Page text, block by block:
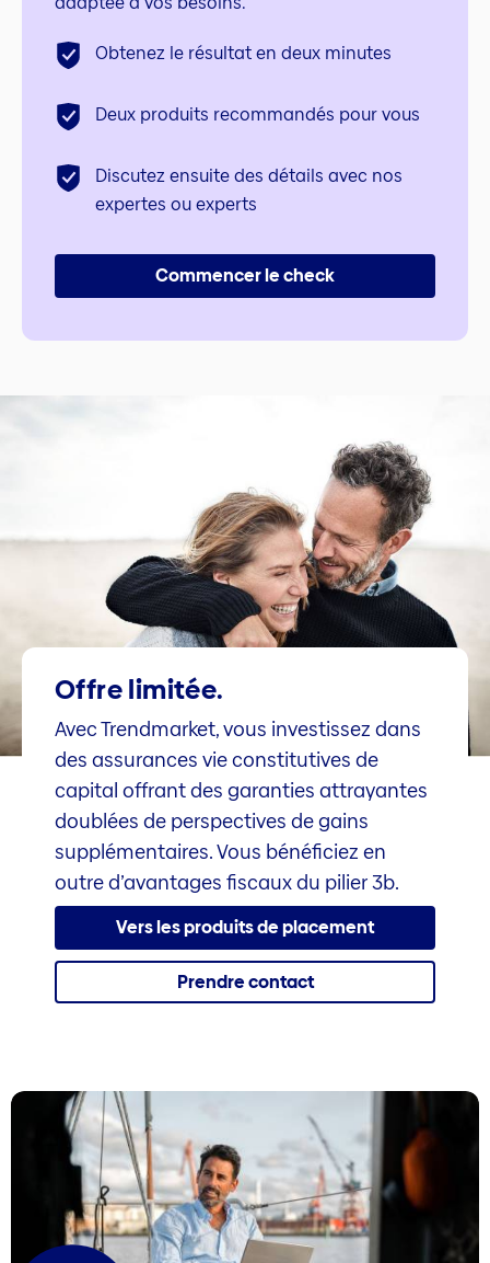
Obtenez le résultat en deux minutes
Deux produits recommandés pour vous
Discutez ensuite des détails avec nos
expertes ou experts
Commencer le check
Offre limitée.
Avec Trendmarket, vous investissez dans
des assurances vie constitutives de
capital offrant des garanties attrayantes
doublées de perspectives de gains
supplémentaires. Vous bénéficiez en
outre d’avantages fiscaux du pilier 3b.
Vers les produits de placement
Prendre contact